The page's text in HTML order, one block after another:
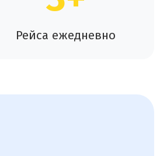
Рейса ежедневно